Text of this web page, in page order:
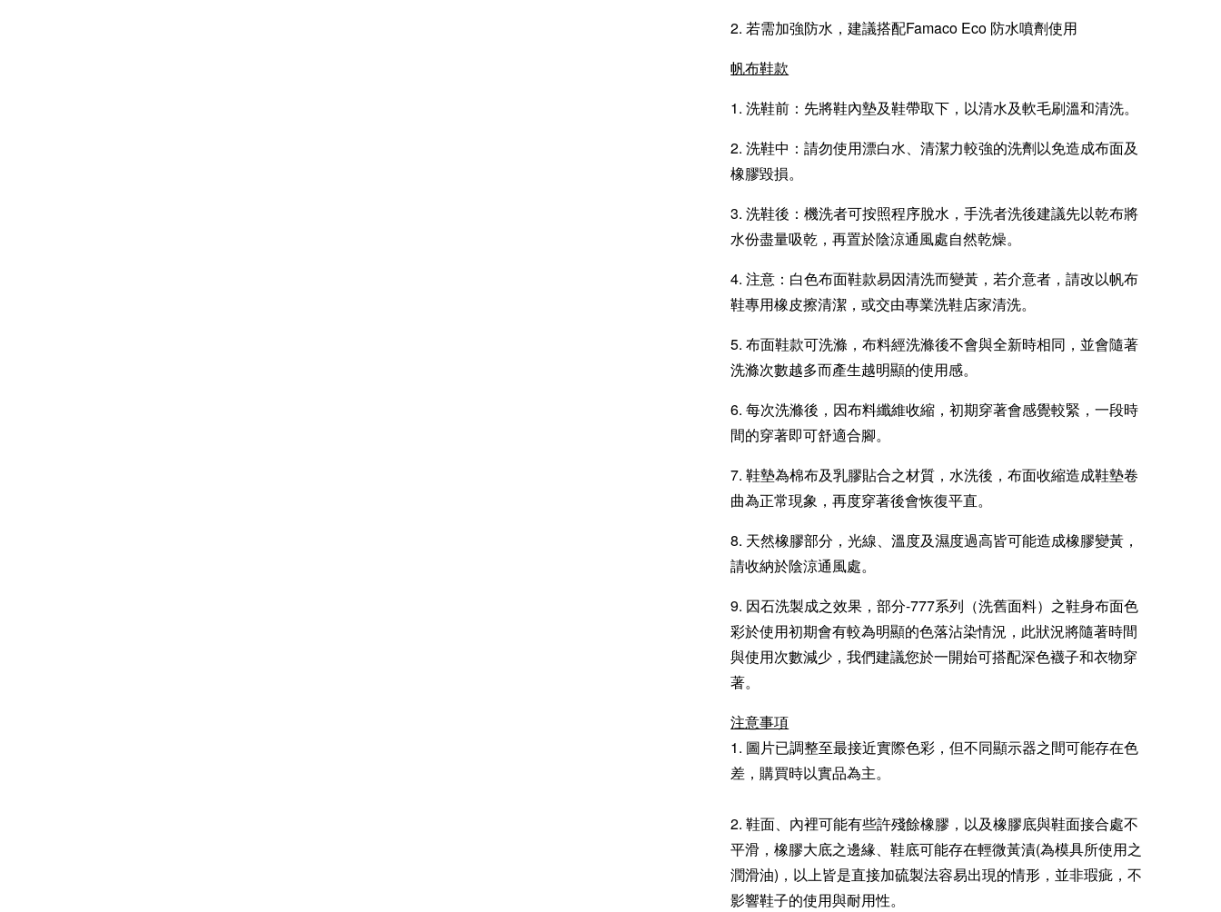
2. 若需加強防水，建議搭配Famaco Eco 防水噴劑使用
帆布鞋款
1. 洗鞋前：先將鞋內墊及鞋帶取下，以清水及軟毛刷溫和清洗。
2. 洗鞋中：請勿使用漂白水、清潔力較強的洗劑以免造成布面及
橡膠毀損。
3. 洗鞋後：機洗者可按照程序脫水，手洗者洗後建議先以乾布將
水份盡量吸乾，再置於陰涼通風處自然乾燥。
4. 注意：白色布面鞋款易因清洗而變黃，若介意者，請改以帆布
鞋專用橡皮擦清潔，或交由專業洗鞋店家清洗。
5. 布面鞋款可洗滌，布料經洗滌後不會與全新時相同，並會隨著
洗滌次數越多而產生越明顯的使用感。
6. 每次洗滌後，因布料纖維收縮，初期穿著會感覺較緊，一段時
間的穿著即可舒適合腳。
7. 鞋墊為棉布及乳膠貼合之材質，水洗後，布面收縮造成鞋墊卷
曲為正常現象，再度穿著後會恢復平直。
8. 天然橡膠部分，光線、溫度及濕度過高皆可能造成橡膠變黃，
請收納於陰涼通風處。
9. 因石洗製成之效果，部分-777系列（洗舊面料）之鞋身布面色
彩於使用初期會有較為明顯的色落沾染情況，此狀況將隨著時間
與使用次數減少，我們建議您於一開始可搭配深色襪子和衣物穿
著。
注意事項
1. 圖片已調整至最接近實際色彩，但不同顯示器之間可能存在色
差，購買時以實品為主。
2. 鞋面、內裡可能有些許殘餘橡膠，以及橡膠底與鞋面接合處不
平滑，橡膠大底之邊緣、鞋底可能存在輕微黃漬(為模具所使用之
潤滑油)，以上皆是直接加硫製法容易出現的情形，並非瑕疵，不
影響鞋子的使用與耐用性。